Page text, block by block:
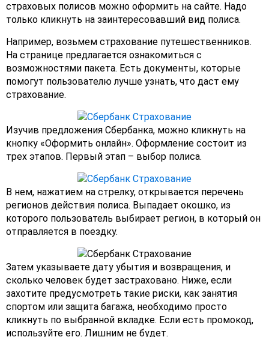
страховых полисов можно оформить на сайте. Надо
только кликнуть на заинтересовавший вид полиса.
Например, возьмем страхование путешественников.
На странице предлагается ознакомиться с
возможностями пакета. Есть документы, которые
помогут пользователю лучше узнать, что даст ему
страхование.
Изучив предложения Сбербанка, можно кликнуть на
кнопку «Оформить онлайн». Оформление состоит из
трех этапов. Первый этап – выбор полиса.
В нем, нажатием на стрелку, открывается перечень
регионов действия полиса. Выпадает окошко, из
которого пользователь выбирает регион, в который он
отправляется в поездку.
Затем указываете дату убытия и возвращения, и
сколько человек будет застраховано. Ниже, если
захотите предусмотреть такие риски, как занятия
спортом или защита багажа, необходимо просто
кликнуть по выбранной вкладке. Если есть промокод,
используйте его. Лишним не будет.